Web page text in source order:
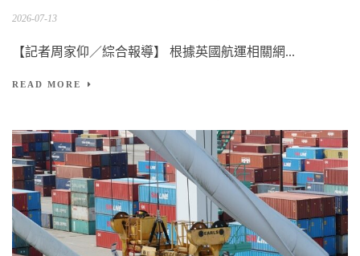
2026-07-13
【記者周家仰／綜合報導】 根據英國航運相關網...
READ MORE